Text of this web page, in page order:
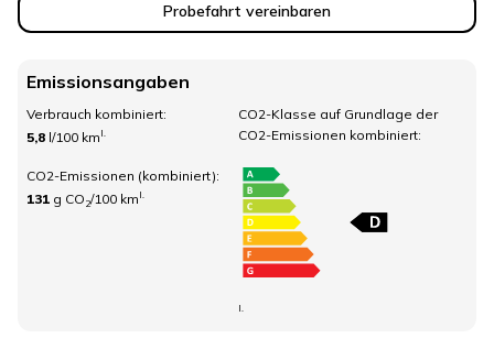
Probefahrt vereinbaren
Emissionsangaben
Verbrauch kombiniert:
5,8 l/100 km I.
CO2-Emissionen (kombiniert):
131 g CO 2/100 km I.
CO2-Klasse auf Grundlage der
CO2-Emissionen kombiniert:
I.